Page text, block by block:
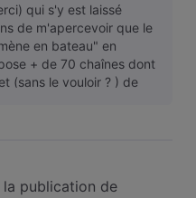
qui s'y est laissé
de m'apercevoir que le
en bateau" en
+ de 70 chaînes dont
(sans le vouloir ? ) de
publication de